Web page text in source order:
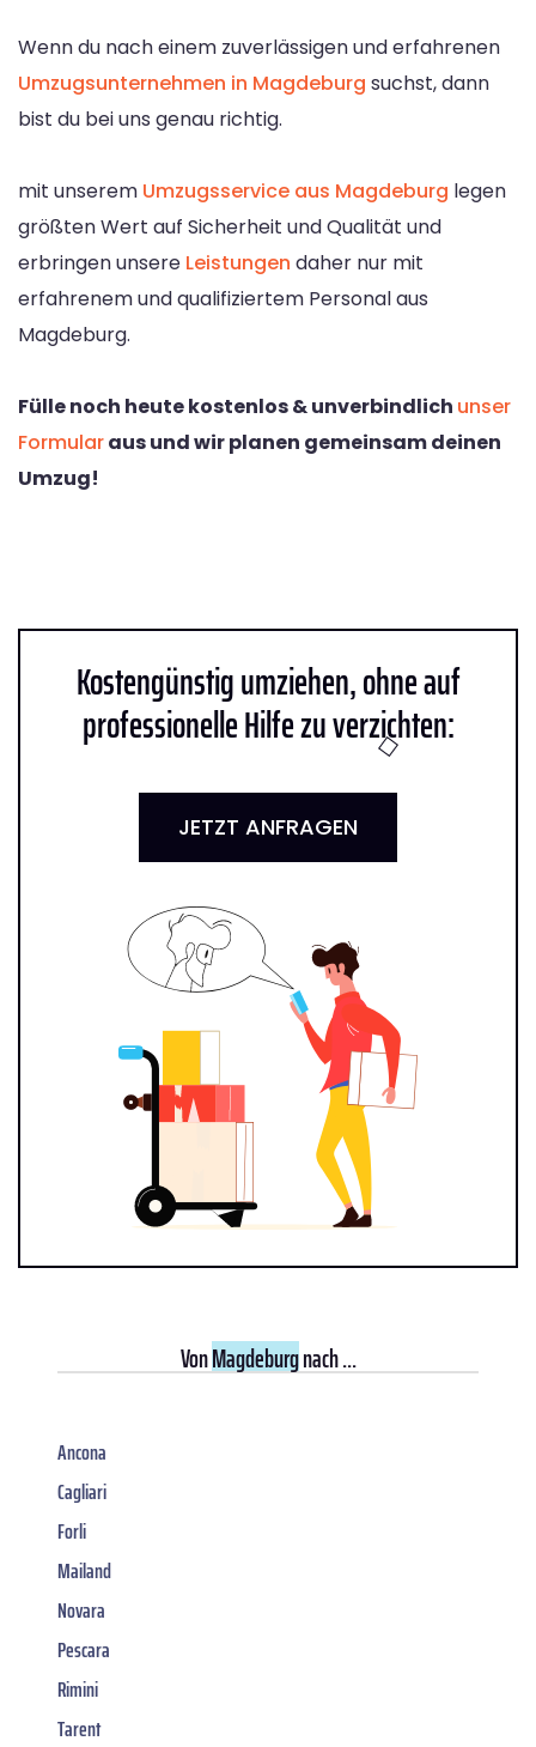
Wenn du nach einem zuverlässigen und erfahrenen
Umzugsunternehmen in Magdeburg suchst, dann
bist du bei uns genau richtig.
mit unserem Umzugsservice aus Magdeburg legen
größten Wert auf Sicherheit und Qualität und
erbringen unsere Leistungen daher nur mit
erfahrenem und qualifiziertem Personal aus
Magdeburg.
Fülle noch heute kostenlos & unverbindlich unser
Formularaus und wir planen gemeinsam deinen
Umzug!
Kostengünstig umziehen, ohne auf
professionelle Hilfe zu verzichten:
JETZT ANFRAGEN
VonMagdeburgnach ...
Ancona
Cagliari
Forli
Mailand
Novara
Pescara
Rimini
Tarent